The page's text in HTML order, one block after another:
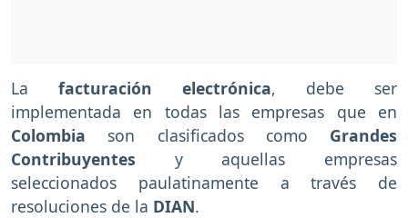
La facturación electrónica, debe ser
implementada en todas las empresas que en
Colombia son clasificados como Grandes
Contribuyentes y aquellas empresas
seleccionados paulatinamente a través de
resoluciones de la DIAN.